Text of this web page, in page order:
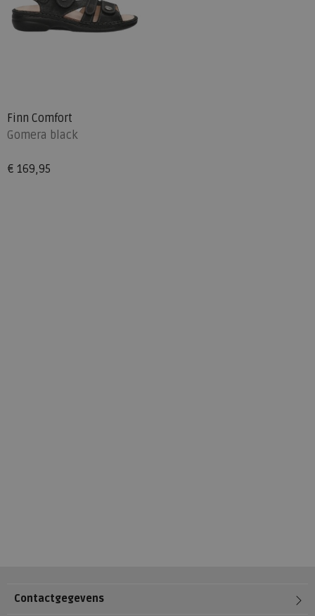
Finn Comfort
Gomera black
€ 169,95
Contactgegevens